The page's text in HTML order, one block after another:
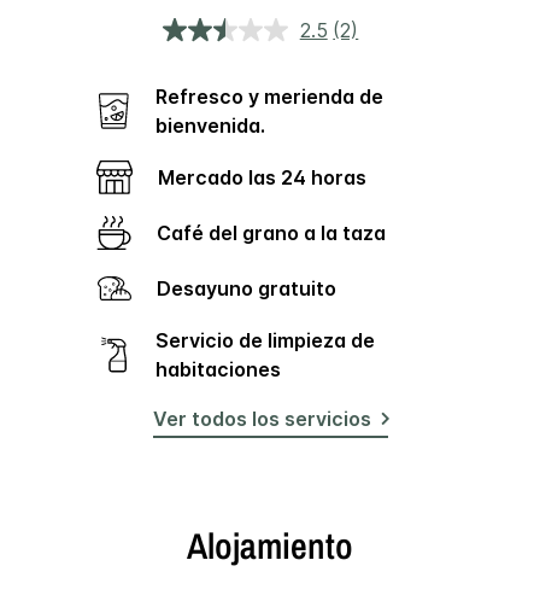
2.5 Lea
Enlace
página.
(2)
Refresco y merienda de
bienvenida.
Mercado las 24 horas
Café del grano a la taza
Desayuno gratuito
Servicio de limpieza de
habitaciones
Ver todos los servicios
Alojamiento